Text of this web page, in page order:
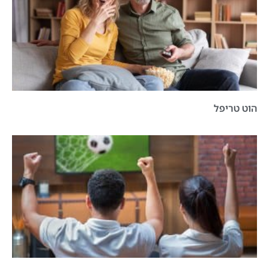
הוט טריפל